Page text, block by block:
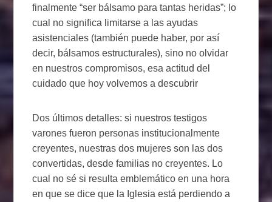
finalmente “ser bálsamo para tantas heridas”; lo
cual no significa limitarse a las ayudas
asistenciales (también puede haber, por así
decir, bálsamos estructurales), sino no olvidar
en nuestros compromisos, esa actitud del
cuidado que hoy volvemos a descubrir
Dos últimos detalles: si nuestros testigos
varones fueron personas institucionalmente
creyentes, nuestras dos mujeres son las dos
convertidas, desde familias no creyentes. Lo
cual no sé si resulta emblemático en una hora
en que se dice que la Iglesia está perdiendo a